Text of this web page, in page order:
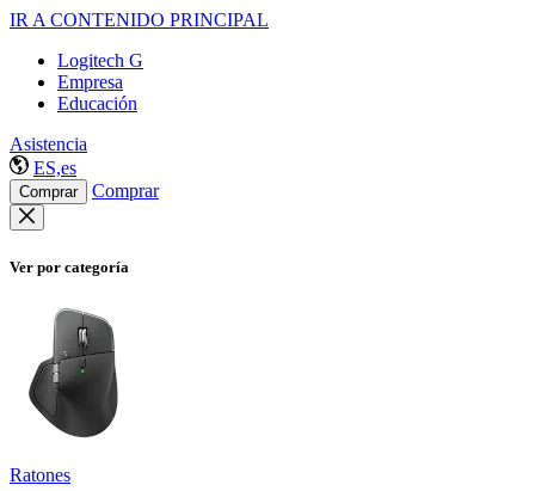
IR A CONTENIDO PRINCIPAL
Logitech G
Empresa
Educación
Asistencia
ES,es
Comprar Comprar
Ver por categoría
Ratones